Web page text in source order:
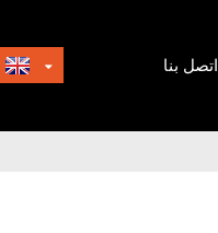
اتصل بنا